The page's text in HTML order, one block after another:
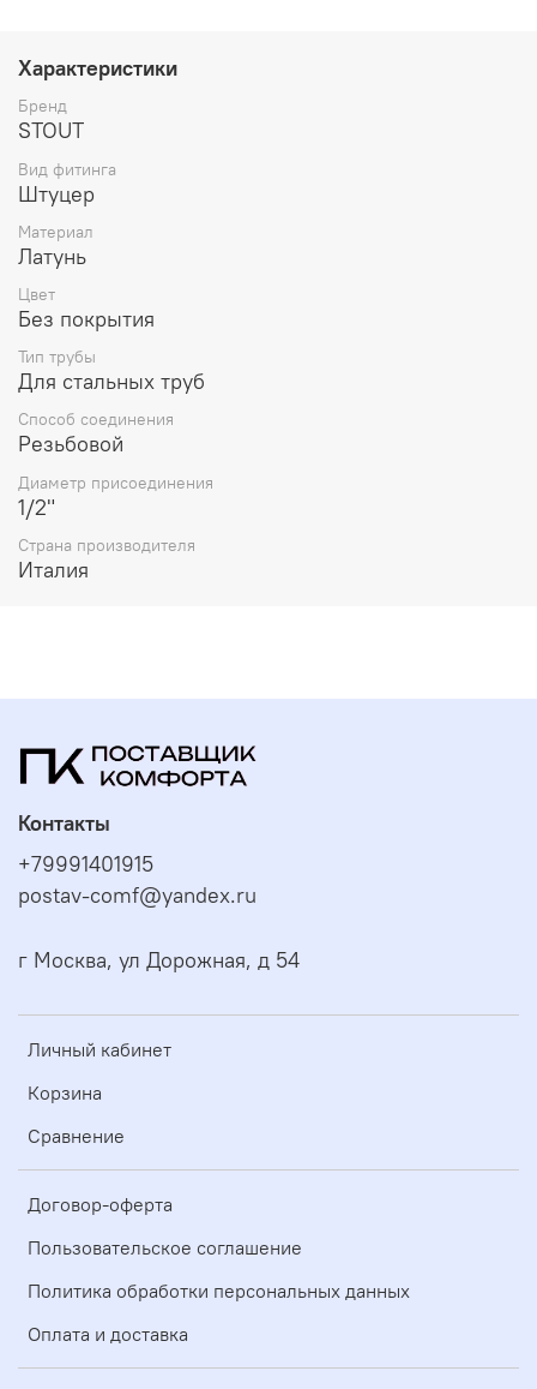
габаритах, внешнем виде и цвете, стране производства
и основываются на последних доступных сведениях от
производителя. Производитель оставляет за собой
право в любой момент без обязательного извещения
характеристики, не ухудшающие потребительских
свойств товара.
Характеристики
Бренд
STOUT
Вид фитинга
Штуцер
Материал
Латунь
Цвет
Без покрытия
Тип трубы
Для стальных труб
Способ соединения
Резьбовой
Диаметр присоединения
1/2"
Страна производителя
Италия
Личный кабинет
Корзина
Сравнение
Договор-оферта
Пользовательское соглашение
Политика обработки персональных данных
Оплата и доставка
Контакты
+79991401915
postav-comf@yandex.ru
г Москва, ул Дорожная, д 54